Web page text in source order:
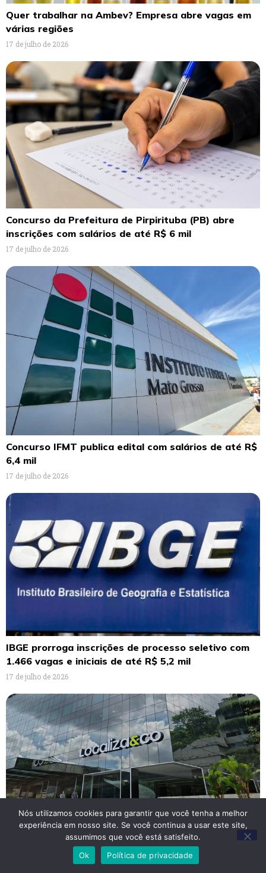
Quer trabalhar na Ambev? Empresa abre vagas em
várias regiões
17 de julho de 2026
Concurso da Prefeitura de Pirpirituba (PB) abre
inscrições com salários de até R$ 6 mil
17 de julho de 2026
Concurso IFMT publica edital com salários de até R$
6,4 mil
17 de julho de 2026
IBGE prorroga inscrições de processo seletivo com
1.466 vagas e iniciais de até R$ 5,2 mil
17 de julho de 2026
Localiza&Co abre mais de 800 vagas de emprego em
diversos estados do Brasil: saiba como se
Nós utilizamos cookies para garantir que você tenha a melhor
experiência em nosso site. Se você continua a usar este site,
assumimos que você está satisfeito.
Ok
Política de privacidade